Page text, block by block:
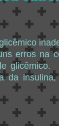
erros na
glicêmico.
da